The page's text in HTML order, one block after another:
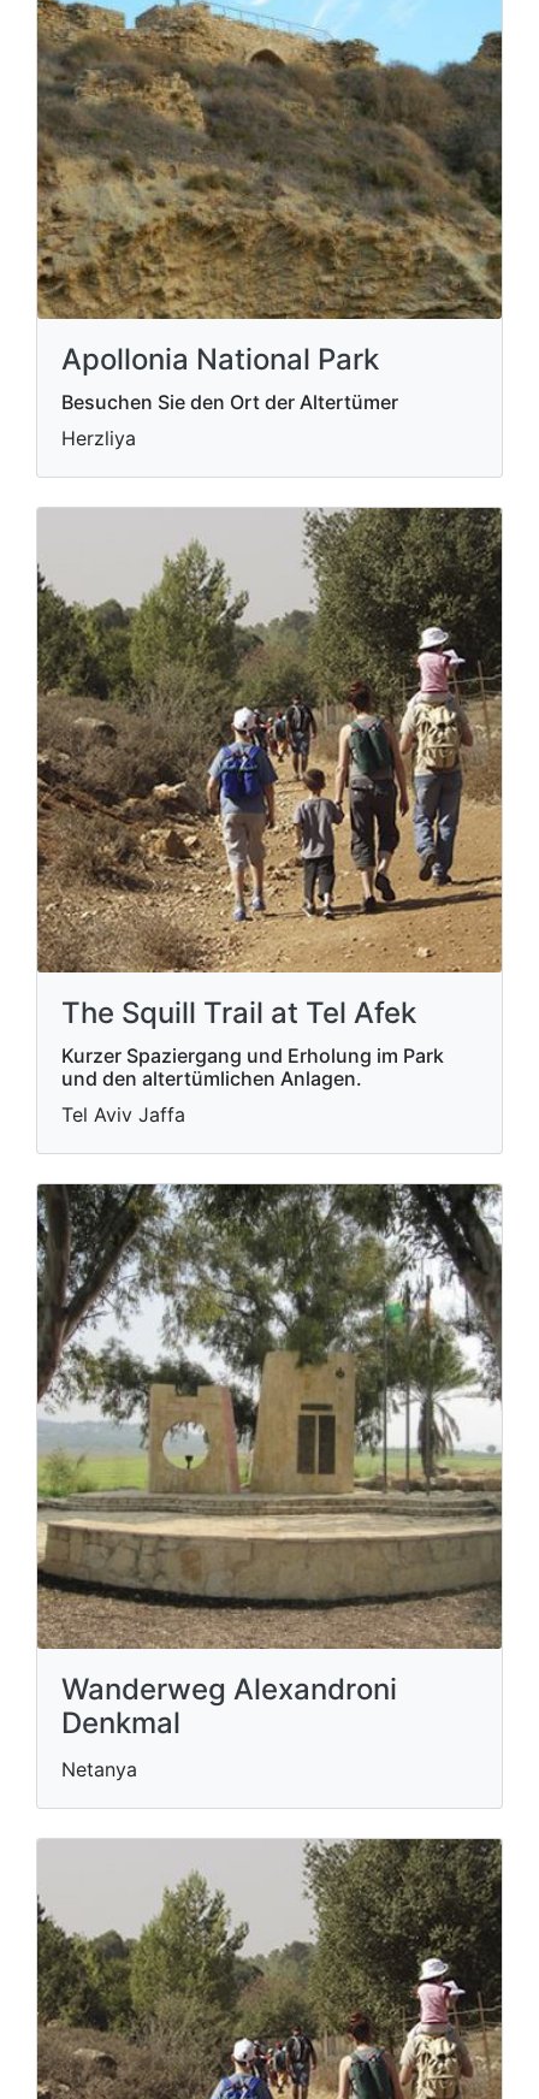
Apollonia National Park
Besuchen Sie den Ort der Altertümer
Herzliya
The Squill Trail at Tel Afek
Kurzer Spaziergang und Erholung im Park
und den altertümlichen Anlagen.
Tel Aviv Jaffa
Wanderweg Alexandroni
Denkmal
Netanya